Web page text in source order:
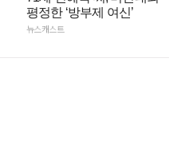
평정한 ‘방부제 여신’
뉴스캐스트